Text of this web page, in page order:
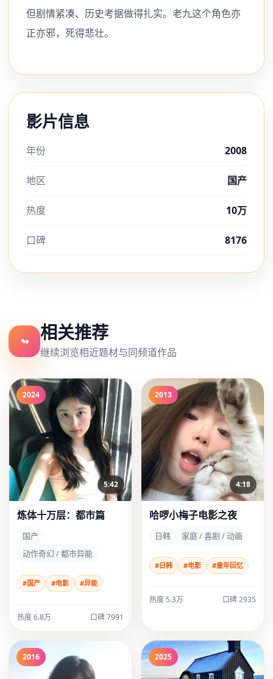
但剧情紧凑、历史考据做得扎实。老九这个角色亦
正亦邪，死得悲壮。
影片信息
年份 2008
地区 国产
热度 10万
口碑 8176
↬ 相关推荐
继续浏览相近题材与同频道作品
2024
5:42
炼体十万层：都市篇
国产
动作奇幻 / 都市异能
#国产 #电影 #异能
热度 6.8万 口碑 7991
2013
4:18
哈啰小梅子电影之夜
日韩 家庭 / 喜剧 / 动画
#日韩 #电影 #童年回忆
热度 5.3万 口碑 2935
2016 2025